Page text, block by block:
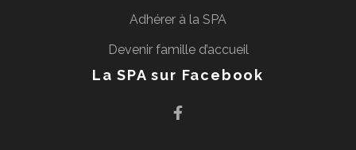
Adhérer à la SPA
Devenir famille d’accueil
La SPA sur Facebook